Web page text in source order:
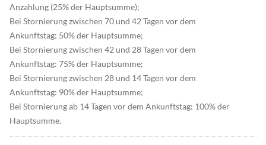
Anzahlung (25% der Hauptsumme);
Bei Stornierung zwischen 70 und 42 Tagen vor dem
Ankunftstag: 50% der Hauptsumme;
Bei Stornierung zwischen 42 und 28 Tagen vor dem
Ankunftstag: 75% der Hauptsumme;
Bei Stornierung zwischen 28 und 14 Tagen vor dem
Ankunftstag: 90% der Hauptsumme;
Bei Stornierung ab 14 Tagen vor dem Ankunftstag: 100% der
Hauptsumme.